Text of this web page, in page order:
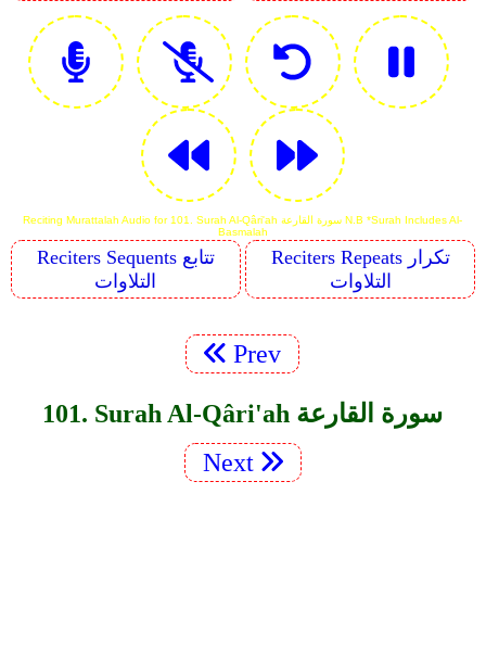
Reciting Murattalah Audio for 101. Surah Al-Qâri'ah سورة القارعة N.B *Surah Includes Al-
Basmalah
Reciters Sequents تتابع
التلاوات
Reciters Repeats تكرار
التلاوات
Prev
101. Surah Al-Qâri'ah سورة القارعة
Next